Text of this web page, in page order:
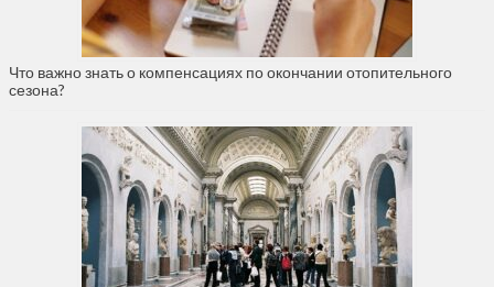
Что важно знать о компенсациях по окончании отопительного
сезона?